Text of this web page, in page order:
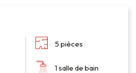
5 pièces
1 salle de bain